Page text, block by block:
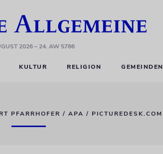
2026– 24. AW 5786
KULTUR RELIGION GEMEINDEN
PFARRHOFER / APA / PICTUREDESK.COM